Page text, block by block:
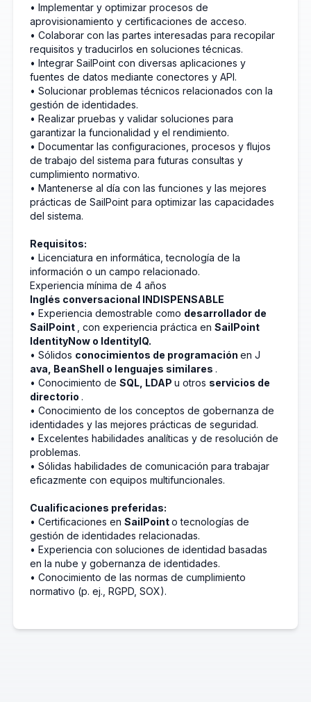
• Implementar y optimizar procesos de
aprovisionamiento y certificaciones de acceso.
• Colaborar con las partes interesadas para recopilar
requisitos y traducirlos en soluciones técnicas.
• Integrar SailPoint con diversas aplicaciones y
fuentes de datos mediante conectores y API.
• Solucionar problemas técnicos relacionados con la
gestión de identidades.
• Realizar pruebas y validar soluciones para
garantizar la funcionalidad y el rendimiento.
• Documentar las configuraciones, procesos y flujos
de trabajo del sistema para futuras consultas y
cumplimiento normativo.
• Mantenerse al día con las funciones y las mejores
prácticas de SailPoint para optimizar las capacidades
del sistema.
Requisitos:
• Licenciatura en informática, tecnología de la
información o un campo relacionado.
Experiencia mínima de 4 años
Inglés conversacional INDISPENSABLE
• Experiencia demostrable como desarrollador de
SailPoint
, con experiencia práctica en SailPoint
IdentityNow o IdentityIQ.
• Sólidos conocimientos de programación en J
ava, BeanShell o lenguajes similares .
• Conocimiento de SQL, LDAP u otros servicios de
directorio .
• Conocimiento de los conceptos de gobernanza de
identidades y las mejores prácticas de seguridad.
• Excelentes habilidades analíticas y de resolución de
problemas.
• Sólidas habilidades de comunicación para trabajar
eficazmente con equipos multifuncionales.
Cualificaciones preferidas:
• Certificaciones en SailPointo tecnologías de
gestión de identidades relacionadas.
• Experiencia con soluciones de identidad basadas
en la nube y gobernanza de identidades.
• Conocimiento de las normas de cumplimiento
normativo (p. ej., RGPD, SOX).